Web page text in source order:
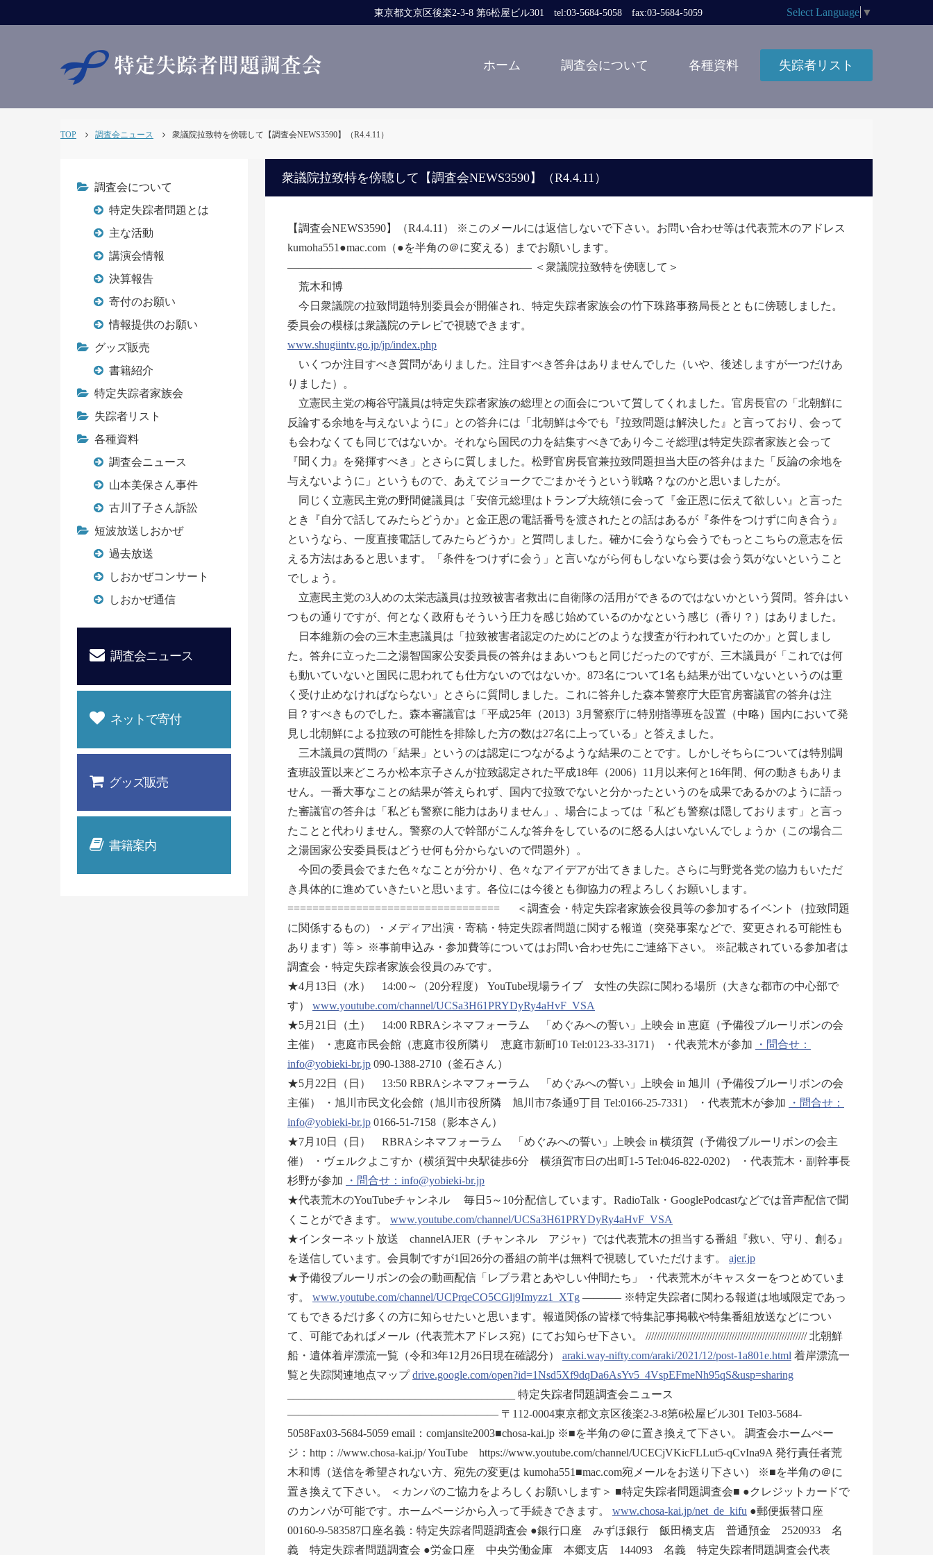
東京都文京区後楽2-3-8 第6松屋ビル301 tel:03-5684-5058 fax:03-5684-5059 Select Language ▼
ホーム 調査会について 各種資料 失踪者リスト
TOP 調査会ニュース 衆議院拉致特を傍聴して【調査会NEWS3590】（R4.4.11）
衆議院拉致特を傍聴して【調査会NEWS3590】（R4.4.11）
【調査会NEWS3590】（R4.4.11） ※このメールには返信しないで下さい。お問い合わせ等は代表荒木のアドレス
kumoha551●mac.com（●を半角の＠に変える）までお願いします。
―――――――――――――――――――――― ＜衆議院拉致特を傍聴して＞
荒木和博
今日衆議院の拉致問題特別委員会が開催され、特定失踪者家族会の竹下珠路事務局長とともに傍聴しました。
委員会の模様は衆議院のテレビで視聴できます。
www.shugiintv.go.jp/jp/index.php
いくつか注目すべき質問がありました。注目すべき答弁はありませんでした（いや、後述しますが一つだけあ
りました）。
立憲民主党の梅谷守議員は特定失踪者家族の総理との面会について質してくれました。官房長官の「北朝鮮に
反論する余地を与えないように」との答弁には「北朝鮮は今でも『拉致問題は解決した』と言っており、会って
も会わなくても同じではないか。それなら国民の力を結集すべきであり今こそ総理は特定失踪者家族と会って
『聞く力』を発揮すべき」とさらに質しました。松野官房長官兼拉致問題担当大臣の答弁はまた「反論の余地を
与えないように」というもので、あえてジョークでごまかそうという戦略？なのかと思いましたが。
同じく立憲民主党の野間健議員は「安倍元総理はトランプ大統領に会って『金正恩に伝えて欲しい』と言った
とき『自分で話してみたらどうか』と金正恩の電話番号を渡されたとの話はあるが『条件をつけずに向き合う』
というなら、一度直接電話してみたらどうか」と質問しました。確かに会うなら会うでもっとこちらの意志を伝
える方法はあると思います。「条件をつけずに会う」と言いながら何もしないなら要は会う気がないということ
でしょう。
立憲民主党の3人めの太栄志議員は拉致被害者救出に自衛隊の活用ができるのではないかという質問。答弁はい
つもの通りですが、何となく政府もそういう圧力を感じ始めているのかなという感じ（香り？）はありました。
日本維新の会の三木圭恵議員は「拉致被害者認定のためにどのような捜査が行われていたのか」と質しまし
た。答弁に立った二之湯智国家公安委員長の答弁はまあいつもと同じだったのですが、三木議員が「これでは何
も動いていないと国民に思われても仕方ないのではないか。873名について1名も結果が出ていないというのは重
く受け止めなければならない」とさらに質問しました。これに答弁した森本警察庁大臣官房審議官の答弁は注
目？すべきものでした。森本審議官は「平成25年（2013）3月警察庁に特別指導班を設置（中略）国内において発
見し北朝鮮による拉致の可能性を排除した方の数は27名に上っている」と答えました。
三木議員の質問の「結果」というのは認定につながるような結果のことです。しかしそちらについては特別調
査班設置以来どころか松本京子さんが拉致認定された平成18年（2006）11月以来何と16年間、何の動きもありま
せん。一番大事なことの結果が答えられず、国内で拉致でないと分かったというのを成果であるかのように語っ
た審議官の答弁は「私ども警察に能力はありません」、場合によっては「私ども警察は隠しております」と言っ
たことと代わりません。警察の人で幹部がこんな答弁をしているのに怒る人はいないんでしょうか（この場合二
之湯国家公安委員長はどうせ何も分からないので問題外）。
今回の委員会でまた色々なことが分かり、色々なアイデアが出てきました。さらに与野党各党の協力もいただ
き具体的に進めていきたいと思います。各位には今後とも御協力の程よろしくお願いします。
================================== ＜調査会・特定失踪者家族会役員等の参加するイベント（拉致問題
に関係するもの）・メディア出演・寄稿・特定失踪者問題に関する報道（突発事案などで、変更される可能性も
あります）等＞ ※事前申込み・参加費等についてはお問い合わせ先にご連絡下さい。 ※記載されている参加者は
調査会・特定失踪者家族会役員のみです。
★4月13日（水） 14:00～（20分程度） YouTube現場ライブ 女性の失踪に関わる場所（大きな都市の中心部で
す） www.youtube.com/channel/UCSa3H61PRYDyRy4aHvF_VSA
★5月21日（土） 14:00 RBRAシネマフォーラム 「めぐみへの誓い」上映会 in 恵庭（予備役ブルーリボンの会
主催） ・恵庭市民会館（恵庭市役所隣り 恵庭市新町10 Tel:0123-33-3171） ・代表荒木が参加
・問合せ：
info@yobieki-br.jp 090-1388-2710（釜石さん）
★5月22日（日） 13:50 RBRAシネマフォーラム 「めぐみへの誓い」上映会 in 旭川（予備役ブルーリボンの会
主催） ・旭川市民文化会館（旭川市役所隣 旭川市7条通9丁目 Tel:0166-25-7331） ・代表荒木が参加
・問合せ：
info@yobieki-br.jp 0166-51-7158（影本さん）
★7月10日（日） RBRAシネマフォーラム 「めぐみへの誓い」上映会 in 横須賀（予備役ブルーリボンの会主
催） ・ヴェルクよこすか（横須賀中央駅徒歩6分 横須賀市日の出町1-5 Tel:046-822-0202） ・代表荒木・副幹事長
杉野が参加
・問合せ：info@yobieki-br.jp
★代表荒木のYouTubeチャンネル 毎日5～10分配信しています。RadioTalk・GooglePodcastなどでは音声配信で聞
くことができます。 www.youtube.com/channel/UCSa3H61PRYDyRy4aHvF_VSA
★インターネット放送 channelAJER（チャンネル アジャ）では代表荒木の担当する番組『救い、守り、創る』
を送信しています。会員制ですが1回26分の番組の前半は無料で視聴していただけます。 ajer.jp
★予備役ブルーリボンの会の動画配信「レブラ君とあやしい仲間たち」 ・代表荒木がキャスターをつとめていま
す。 www.youtube.com/channel/UCPrqeCO5CGlj9Imyzz1_XTg ———– ※特定失踪者に関わる報道は地域限定であっ
てもできるだけ多くの方に知らせたいと思います。報道関係の皆様で特集記事掲載や特集番組放送などについ
て、可能であればメール（代表荒木アドレス宛）にてお知らせ下さい。 ////////////////////////////////////////////////////////// 北朝鮮
船・遺体着岸漂流一覧（令和3年12月26日現在確認分） araki.way-nifty.com/araki/2021/12/post-1a801e.html 着岸漂流一
覧と失踪関連地点マップdrive.google.com/open?id=1Nsd5Xf9dqDa6AsYv5_4VspEFmeNh95qS&usp=sharing
_________________________________________ 特定失踪者問題調査会ニュース
——————————————————— 〒112-0004東京都文京区後楽2-3-8第6松屋ビル301 Tel03-5684-
5058Fax03-5684-5059 email：comjansite2003■chosa-kai.jp ※■を半角の＠に置き換えて下さい。 調査会ホームぺー
ジ：http：//www.chosa-kai.jp/ YouTube https://www.youtube.com/channel/UCECjVKicFLLut5-qCvIna9A 発行責任者荒
木和博（送信を希望されない方、宛先の変更は kumoha551■mac.com宛メールをお送り下さい） ※■を半角の＠に
置き換えて下さい。 ＜カンパのご協力をよろしくお願いします＞ ■特定失踪者問題調査会■ ●クレジットカードで
のカンパが可能です。ホームページから入って手続きできます。 www.chosa-kai.jp/net_de_kifu ●郵便振替口座
00160-9-583587口座名義：特定失踪者問題調査会 ●銀行口座 みずほ銀行 飯田橋支店 普通預金 2520933 名
義 特定失踪者問題調査会 ●労金口座 中央労働金庫 本郷支店 144093 名義 特定失踪者問題調査会代表
調査会について
特定失踪者問題とは
主な活動
講演会情報
決算報告
寄付のお願い
情報提供のお願い
グッズ販売
書籍紹介
特定失踪者家族会
失踪者リスト
各種資料
調査会ニュース
山本美保さん事件
古川了子さん訴訟
短波放送しおかぜ
過去放送
しおかぜコンサート
しおかぜ通信
調査会ニュース
ネットで寄付
グッズ販売
書籍案内